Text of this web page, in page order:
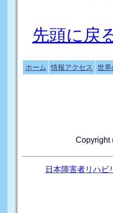
先頭に戻
ホーム 情報アクセス 世界
Copyright
日本障害者リハ